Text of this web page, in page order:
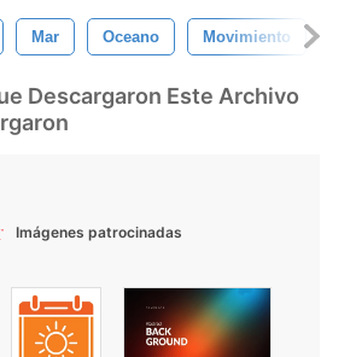
Mar Oceano Movimiento
Descargaron Este Archivo
Imágenes patrocinadas